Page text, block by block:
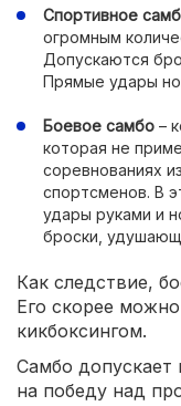
Спортивное
огромным
Допускаются
Прямые удары
Боевое самбо –
которая не
соревнованиях
спортсменов. В
удары руками и
броски,
Как следствие,
Его скорее
кикбоксингом.
Самбо допускает
на победу над